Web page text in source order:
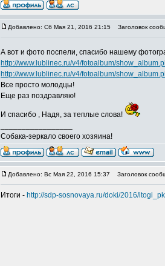
Добавлено: Сб Мая 21, 2016 21:15 Заголовок
А вот и фото поспели, спасибо нашему
http://www.lublinec.ru/v4/fotoalbum/
http://www.lublinec.ru/v4/fotoalbum/
Все просто молодцы!
Еще раз поздравляю!
И спасибо , Надя, за теплые слова!
Собака-зеркало своего хозяина!
Добавлено: Вс Мая 22, 2016 15:37 Заголовок
Итоги - http://sdp-sosnovaya.ru/doki/2016/